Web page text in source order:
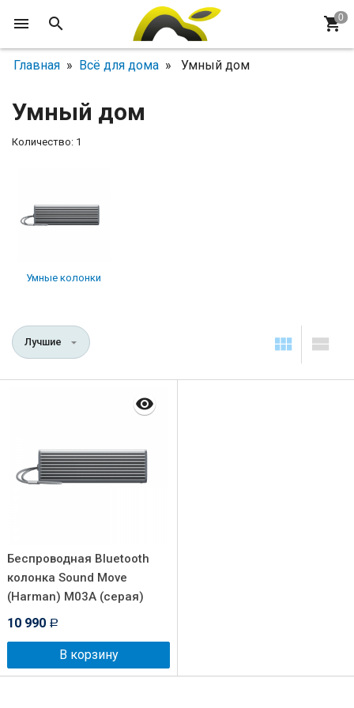
Главная » Всё для дома » Умный дом
Умный дом
Количество: 1
Умные колонки
Лучшие
Беспроводная Bluetooth
колонка Sound Move
(Harman) M03A (серая)
10 990 Р
В корзину